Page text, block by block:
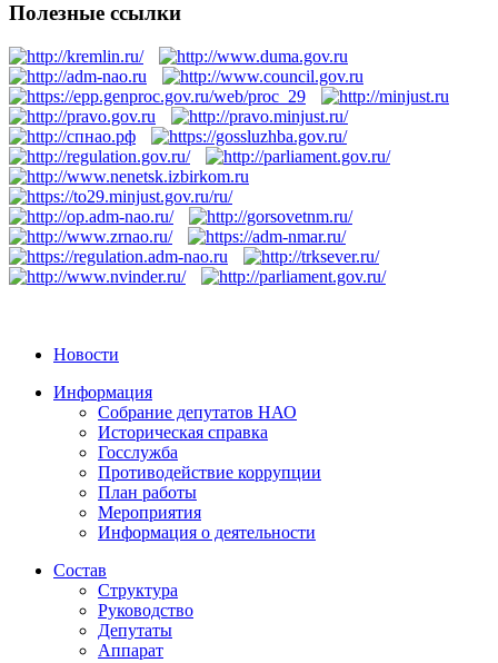
Полезные ссылки
Новости
Информация
Собрание депутатов НАО
Историческая справка
Госслужба
Противодействие коррупции
План работы
Мероприятия
Информация о деятельности
Состав
Структура
Руководство
Депутаты
Аппарат